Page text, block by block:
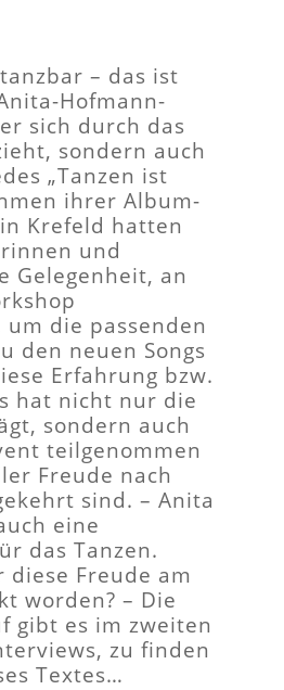
– das ist
Hofmann-
sich durch das
sondern auch
„Tanzen ist
ihrer Album-
Krefeld hatten
und
Gelegenheit, an
die passenden
den neuen Songs
Erfahrung bzw.
hat nicht nur die
sondern auch
teilgenommen
Freude nach
sind. – Anita
eine
das Tanzen.
Freude am
worden? – Die
gibt es im zweiten
zu finden
Textes…